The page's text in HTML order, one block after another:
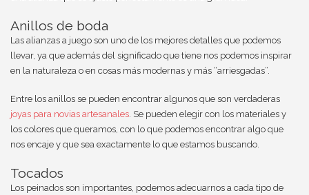
Anillos de boda
Las alianzas a juego son uno de los mejores detalles que podemos
llevar, ya que además del significado que tiene nos podemos inspirar
en la naturaleza o en cosas más modernas y más “arriesgadas”.
Entre los anillos se pueden encontrar algunos que son verdaderas
joyas para novias artesanales. Se pueden elegir con los materiales y
los colores que queramos, con lo que podemos encontrar algo que
nos encaje y que sea exactamente lo que estamos buscando.
Tocados
Los peinados son importantes, podemos adecuarnos a cada tipo de